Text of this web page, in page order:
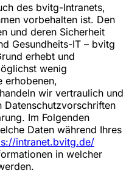
des bvitg-Intranets,
vorbehalten ist. Den
und deren Sicherheit
Gesundheits-IT – bvitg
erhebt und
wenig
erhobenen,
wir vertraulich und
Datenschutzvorschriften
Im Folgenden
Daten während Ihres
intranet.bvitg.de/
in welcher